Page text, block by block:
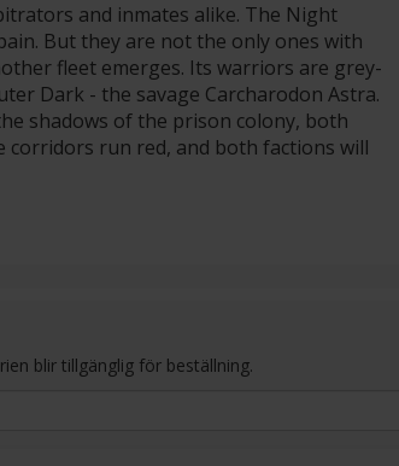
and inmates alike. The Night
But they are not the only ones with
fleet emerges. Its warriors are grey-
Dark - the savage Carcharodon Astra.
shadows of the prison colony, both
run red, and both factions will
blir tillgänglig för beställning.